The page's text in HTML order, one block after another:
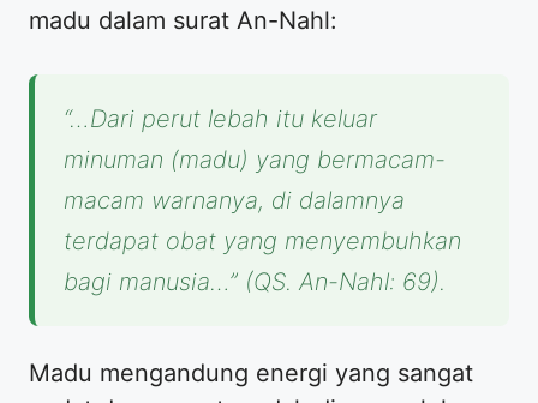
madu dalam surat An-Nahl:
“…Dari perut lebah itu keluar
minuman (madu) yang bermacam-
macam warnanya, di dalamnya
terdapat obat yang menyembuhkan
bagi manusia…” (QS. An-Nahl: 69).
Madu mengandung energi yang sangat